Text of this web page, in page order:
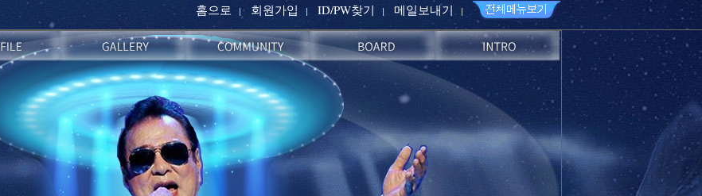
홈으로 회원가입 ID/PW찾기 메일보내기